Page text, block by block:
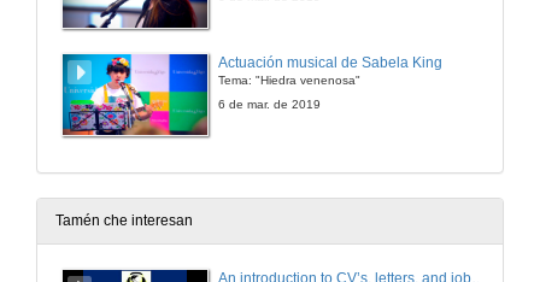
Actuación musical de Sabela King
Tema: "Hiedra venenosa"
6 de mar. de 2019
Tamén che interesan